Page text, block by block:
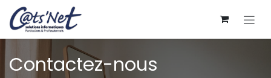
Se rendre au contenu
Contactez-nous